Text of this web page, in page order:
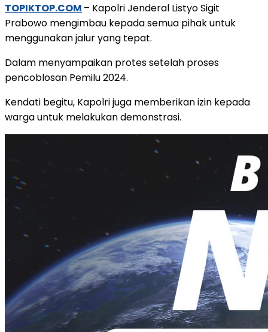
TOPIKTOP.COM – Kapolri Jenderal Listyo Sigit
Prabowo mengimbau kepada semua pihak untuk
menggunakan jalur yang tepat.
Dalam menyampaikan protes setelah proses
pencoblosan Pemilu 2024.
Kendati begitu, Kapolri juga memberikan izin kepada
warga untuk melakukan demonstrasi.